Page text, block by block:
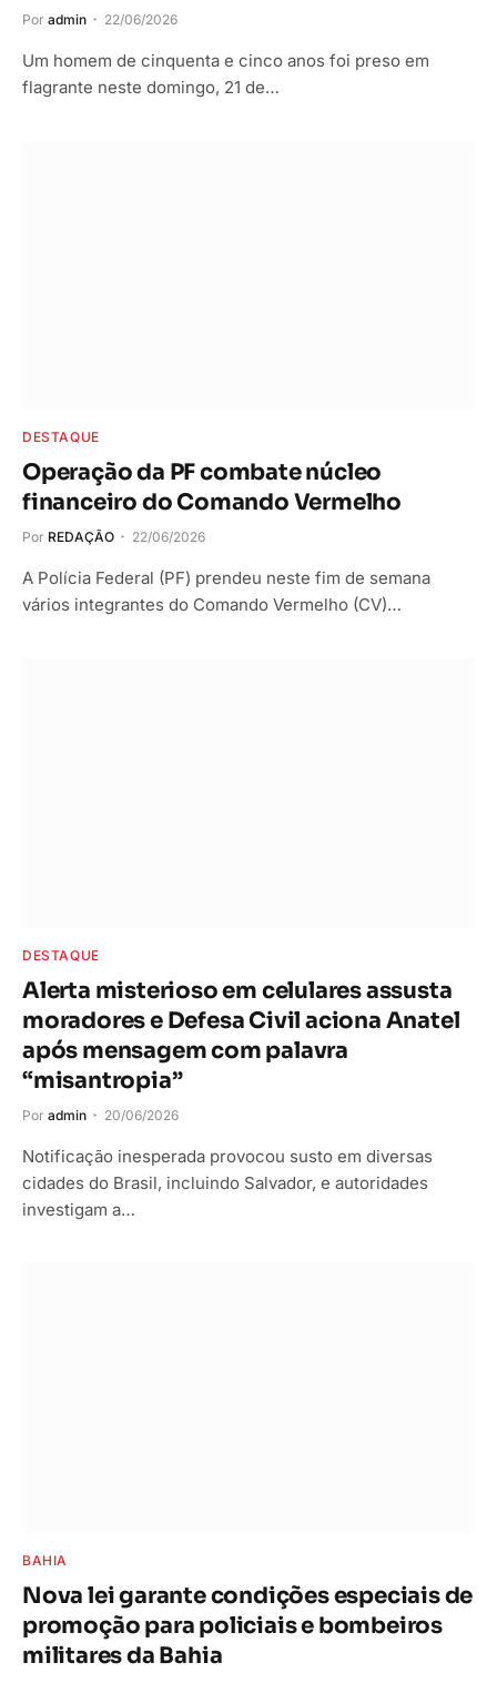
Por admin 22/06/2026
Um homem de cinquenta e cinco anos foi preso em
flagrante neste domingo, 21 de…
DESTAQUE
Operação da PF combate núcleo
financeiro do Comando Vermelho
Por REDAÇÃO 22/06/2026
A Polícia Federal (PF) prendeu neste fim de semana
vários integrantes do Comando Vermelho (CV)…
DESTAQUE
Alerta misterioso em celulares assusta
moradores e Defesa Civil aciona Anatel
após mensagem com palavra
“misantropia”
Por admin 20/06/2026
Notificação inesperada provocou susto em diversas
cidades do Brasil, incluindo Salvador, e autoridades
investigam a…
BAHIA
Nova lei garante condições especiais de
promoção para policiais e bombeiros
militares da Bahia